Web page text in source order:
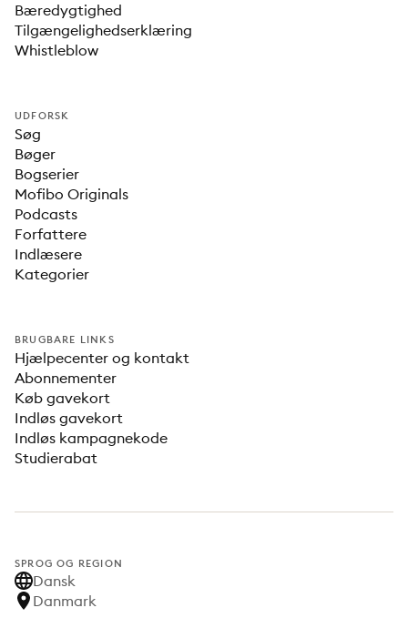
Bæredygtighed
Tilgængelighedserklæring
Whistleblow
UDFORSK
Søg
Bøger
Bogserier
Mofibo Originals
Podcasts
Forfattere
Indlæsere
Kategorier
BRUGBARE LINKS
Hjælpecenter og kontakt
Abonnementer
Køb gavekort
Indløs gavekort
Indløs kampagnekode
Studierabat
SPROG OG REGION
Dansk
Danmark